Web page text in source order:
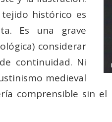
histórico es
Es una grave
considerar
continuidad. Ni
medieval
comprensible sin